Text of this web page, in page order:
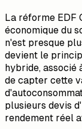
La réforme EDF
économique du
n'est presque
devient le
hybride, associé
de capter cette
plusieurs devis
rendement réel